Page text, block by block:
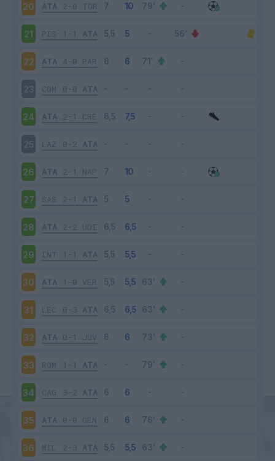
20 ATA 2-0 TOR
21 PIS 1-1 ATA
22 ATA 4-0 PAR
23 COM 0-0 ATA
24 ATA 2-1 CRE
25 LAZ 0-2 ATA
26 ATA 2-1 NAP
27 SAS 2-1 ATA
28 ATA 2-2 UDI
29 INT 1-1 ATA
30 ATA 1-0 VER
31 LEC 0-3 ATA
32 ATA 0-1 JUV
33 ROM 1-1 ATA
34 CAG 3-2 ATA
35 ATA 0-0 GEN
36 MIL 2-3 ATA